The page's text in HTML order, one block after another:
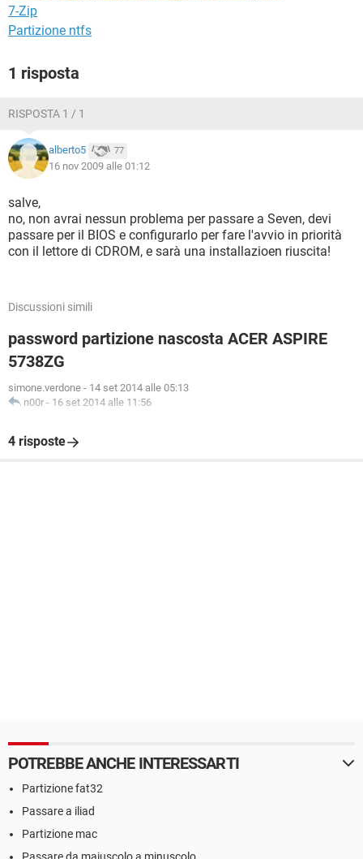
7-Zip
Partizione ntfs
1 risposta
RISPOSTA 1 / 1
alberto5 77
16 nov 2009 alle 01:12
salve,
no, non avrai nessun problema per passare a Seven, devi
passare per il BIOS e configurarlo per fare l'avvio in priorità
con il lettore di CDROM, e sarà una installazioen riuscita!
Discussioni simili
password partizione nascosta ACER ASPIRE
5738ZG
simone.verdone - 14 set 2014 alle 05:13
n00r - 16 set 2014 alle 11:56
4 risposte
POTREBBE ANCHE INTERESSARTI
Partizione fat32
Passare a iliad
Partizione mac